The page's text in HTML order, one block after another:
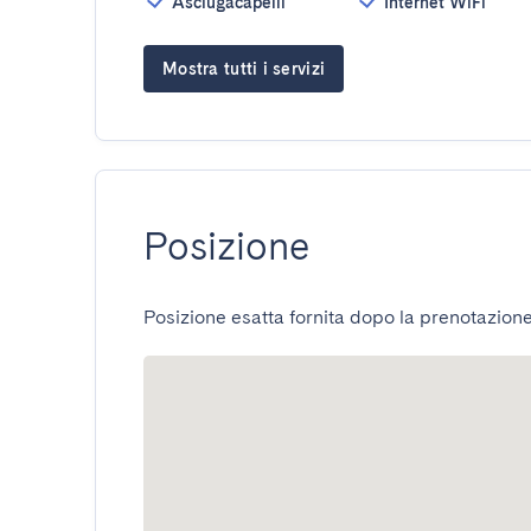
Mostra tutti i servizi
Posizione
Posizione esatta fornita dopo la